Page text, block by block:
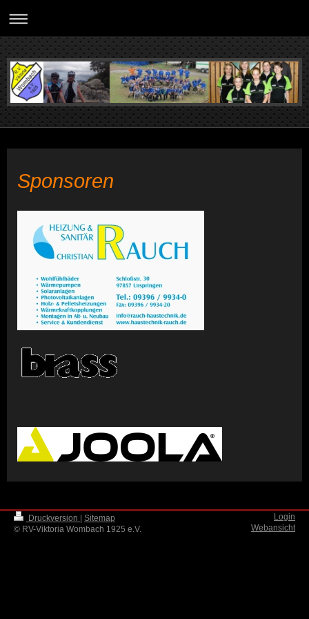
Sponsoren
Druckversion | Sitemap
© RV-Viktoria Wombach 1925 e.V.
Login
Webansicht